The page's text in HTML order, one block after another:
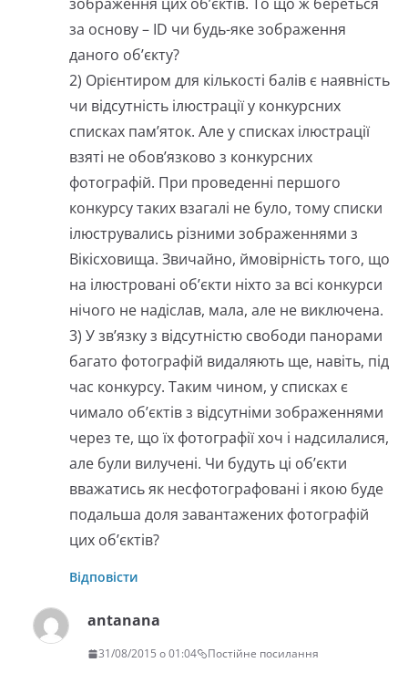
за основу – ID чи будь-яке зображення
даного об’єкту?
2) Орієнтиром для кількості балів є наявність
чи відсутність ілюстрації у конкурсних
списках пам’яток. Але у списках ілюстрації
взяті не обов’язково з конкурсних
фотографій. При проведенні першого
конкурсу таких взагалі не було, тому списки
ілюструвались різними зображеннями з
Вікісховища. Звичайно, ймовірність того, що
на ілюстровані об’єкти ніхто за всі конкурси
нічого не надіслав, мала, але не виключена.
3) У зв’язку з відсутністю свободи панорами
багато фотографій видаляють ще, навіть, під
час конкурсу. Таким чином, у списках є
чимало об’єктів з відсутніми зображеннями
через те, що їх фотографії хоч і надсилалися,
але були вилучені. Чи будуть ці об’єкти
вважатись як несфотографовані і якою буде
подальша доля завантажених фотографій
цих об’єктів?
Відповісти
antanana
31/08/2015 о 01:04 Постійне посилання